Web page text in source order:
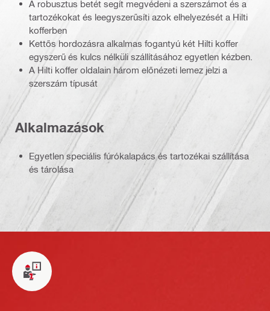
A robusztus betét segít megvédeni a szerszámot és a
tartozékokat és leegyszerűsíti azok elhelyezését a Hilti
kofferben
Kettős hordozásra alkalmas fogantyú két Hilti koffer
egyszerű és kulcs nélküli szállításához egyetlen kézben.
A Hilti koffer oldalain három előnézeti lemez jelzi a
szerszám típusát
Alkalmazások
Egyetlen speciális fúrókalapács és tartozékai szállítása
és tárolása